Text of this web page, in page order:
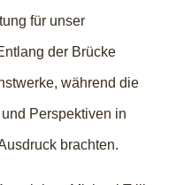
für unser
der Brücke
während die
Perspektiven in
brachten.